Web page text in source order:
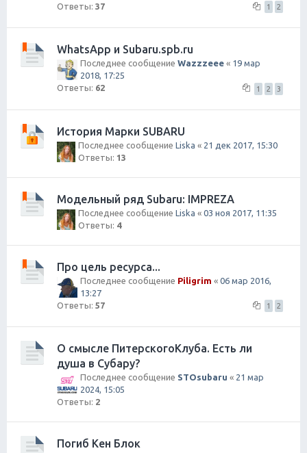
Ответы: 37 1 2
WhatsApp и Subaru.spb.ru
Последнее сообщение Wazzzeee « 19 мар
2018, 17:25
Ответы: 62 1 2 3
История Марки SUBARU
Последнее сообщение Liska « 21 дек 2017, 15:30
Ответы: 13
Модельный ряд Subaru: IMPREZA
Последнее сообщение Liska « 03 ноя 2017, 11:35
Ответы: 4
Про цель ресурса...
Последнее сообщение Piligrim « 06 мар 2016,
13:27
Ответы: 57 1 2
О смысле ПитерскогоКлуба. Есть ли
душа в Субару?
Последнее сообщение STOsubaru « 21 мар
2024, 15:05
Ответы: 2
Погиб Кен Блок